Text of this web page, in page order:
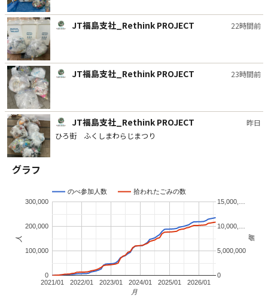
JT福島支社_Rethink PROJECT 22時間前
JT福島支社_Rethink PROJECT 23時間前
JT福島支社_Rethink PROJECT
昨日
ひろ街 ふくしまわらじまつり
JT福島支社_Rethink PROJECT
JT山形支社_Rethink PROJECT
グラフ
のべ参加人数 拾われたごみの数
2021/01 2023/01 2025/01
2022/01 2024/01 2026/01
0
100,000
200,000
300,000
0
5,000,000
10,000,…
15,000,…
月
人 個